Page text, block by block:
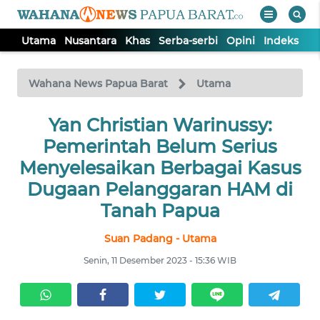
Utama Nusantara Khas Serba-serbi Opini Indeks
Wahana News Papua Barat Utama
Yan Christian Warinussy:
Pemerintah Belum Serius
Menyelesaikan Berbagai Kasus
Dugaan Pelanggaran HAM di
Tanah Papua
Suan Padang - Utama
Senin, 11 Desember 2023 - 15:36 WIB
TV
Tutup
UTAMA
NUSANTARA
OPINI